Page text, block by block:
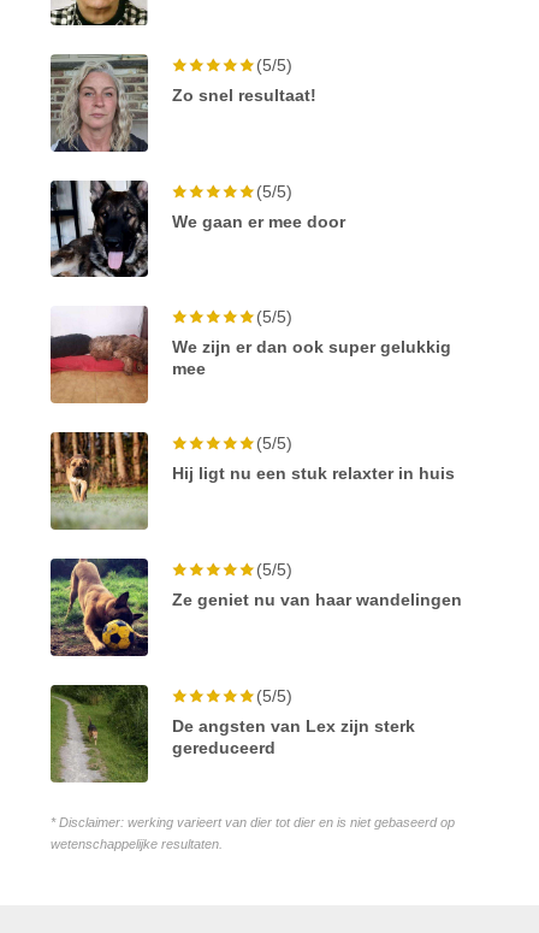
(5/5)
Zo snel resultaat!
(5/5)
We gaan er mee door
(5/5)
We zijn er dan ook super gelukkig
mee
(5/5)
Hij ligt nu een stuk relaxter in huis
(5/5)
Ze geniet nu van haar wandelingen
(5/5)
De angsten van Lex zijn sterk
gereduceerd
* Disclaimer: werking varieert van dier tot dier en is niet gebaseerd op
wetenschappelijke resultaten.